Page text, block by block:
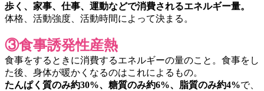
歩く、家事、仕事、運動などで消費されるエネルギー量。
体格、活動強度、活動時間によって決まる。
③食事誘発性産熱
食事をするときに消費するエネルギーの量のこと。食事をし
た後、身体が暖かくなるのはこれによるもの。
たんぱく質のみ約30%、糖質のみ約6%、脂質のみ約4%で、